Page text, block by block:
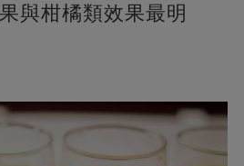
與柑橘類效果最明